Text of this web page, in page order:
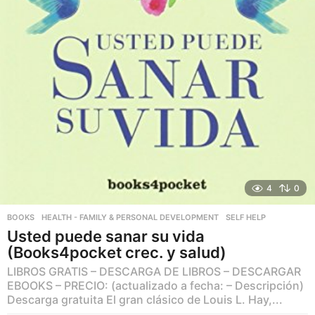
4 0
BOOKS ,HEALTH - FAMILY & PERSONAL DEVELOPMENT ,SELF HELP
Usted puede sanar su vida
(Books4pocket crec. y salud)
LIBROS GRATIS – DESCARGA DE LIBROS – DESCARGAR
EBOOKS – PRECIO: (actualizado a fecha: – Descripción)
Descarga gratuita El gran clásico de Louis L. Hay,...